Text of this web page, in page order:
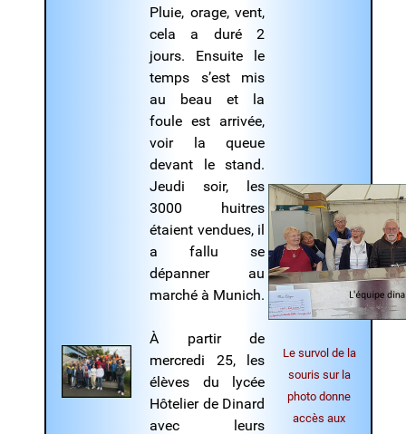
Pluie, orage, vent,
cela a duré 2
jours. Ensuite le
temps s’est mis
au beau et la
foule est arrivée,
voir la queue
devant le stand.
Jeudi soir, les
3000 huitres
étaient vendues, il
a fallu se
dépanner au
marché à Munich.
À partir de
mercredi 25, les
élèves du lycée
Hôtelier de Dinard
avec leurs
Le survol de la
souris sur la
photo donne
accès aux